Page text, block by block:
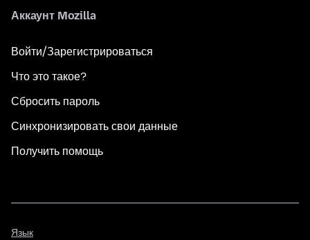
Аккаунт Mozilla
Войти/Зарегистрироваться
Что это такое?
Сбросить пароль
Синхронизировать свои данные
Получить помощь
Язык